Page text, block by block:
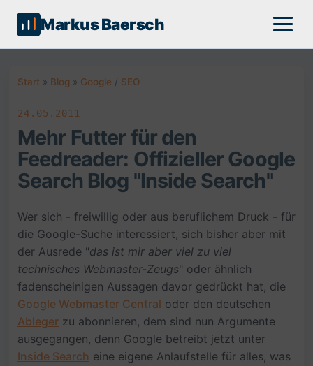
Markus Baersch
Start » Blog » Google / SEO
24.05.2011
Mehr Futter für den
Feedreader: Offizieller Google
Search Blog "Inside Search"
Wer sich - freiwillig oder aus beruflichem Druck - für
die Google-Suche interessiert, sich bisher aber mit
der Ausrede "das ist mir aber viel zu viel
technisches Webmaster-Zeugs" oder ähnlich
fadenscheinigen Aussagen davor gedrückt hat, die
Google Webmaster Central oder den deutschen
Ableger zu abonnieren, dem sind nun Argumente
ausgegangen, denn Google betreibt jetzt unter
Inside Search eine eigene Anlaufstelle für alles, was